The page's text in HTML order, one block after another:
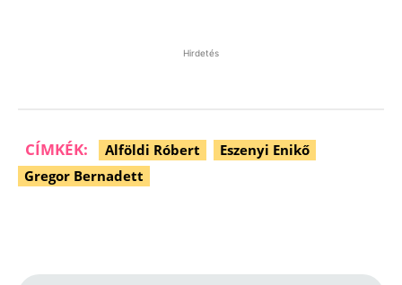
Hirdetés
CÍMKÉK: Alföldi Róbert
Eszenyi Enikő
Gregor Bernadett